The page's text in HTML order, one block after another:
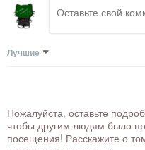
Лучшие
Пожалуйста, оставьте
чтобы другим людям было
посещения! Расскажите о